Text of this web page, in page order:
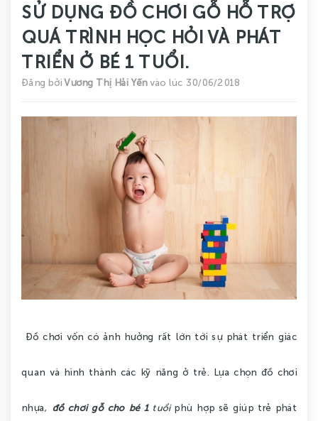
ĐỘ
TUỔI
BÉ
GÁI
ĐỒ
CHƠI
GIÁO
DỤC
COMBO
KIỆM
SỬ DỤNG ĐỒ CHƠI GỖ HỖ TRỢ
QUÁ TRÌNH HỌC HỎI VÀ PHÁT
TRIỂN Ở BÉ 1 TUỔI.
Đăng bởiVương Thị Hải Yếnvào lúc 30/06/2018
Đồ chơi vốn có ảnh hưởng rất lớn tới sự phát triển giác
quan và hình thành các kỹ năng ở trẻ. Lựa chọn đồ chơi
nhựa, đồ chơi gỗ cho bé 1tuổiphù hợp sẽ giúp trẻ phát